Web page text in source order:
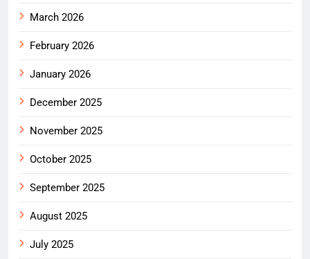
March 2026
February 2026
January 2026
December 2025
November 2025
October 2025
September 2025
August 2025
July 2025